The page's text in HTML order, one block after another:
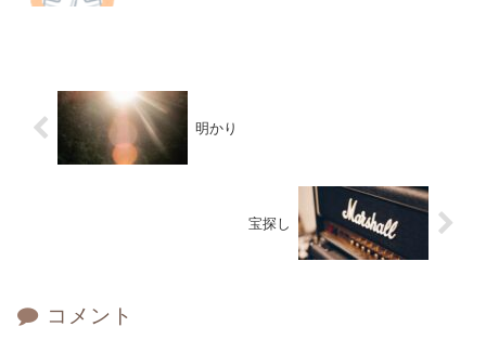
明かり
宝探し
コメント